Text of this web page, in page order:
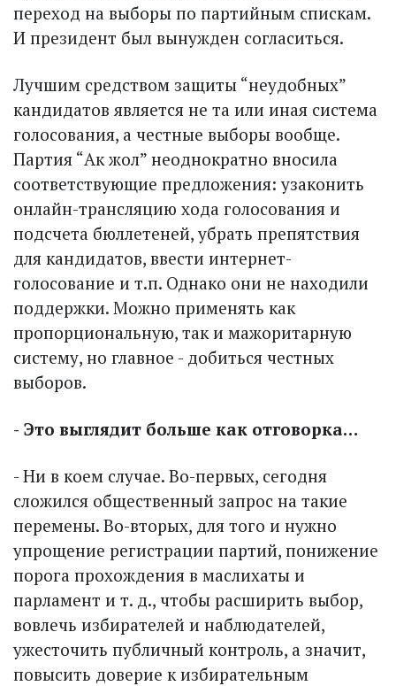
переход на выборы по партийным спискам.
И президент был вынужден согласиться.
Лучшим средством защиты “неудобных”
кандидатов является не та или иная система
голосования, а честные выборы вообще.
Партия “Ак жол” неоднократно вносила
соответствующие предложения: узаконить
онлайн-трансляцию хода голосования и
подсчета бюллетеней, убрать препятствия
для кандидатов, ввести интернет-
голосование и т.п. Однако они не находили
поддержки. Можно применять как
пропорциональную, так и мажоритарную
систему, но главное - добиться честных
выборов.
- Это выглядит больше как отговорка…
- Ни в коем случае. Во-первых, сегодня
сложился общественный запрос на такие
перемены. Во-вторых, для того и нужно
упрощение регистрации партий, понижение
порога прохождения в маслихаты и
парламент и т. д., чтобы расширить выбор,
вовлечь избирателей и наблюдателей,
ужесточить публичный конт­роль, а значит,
повысить доверие к избирательным